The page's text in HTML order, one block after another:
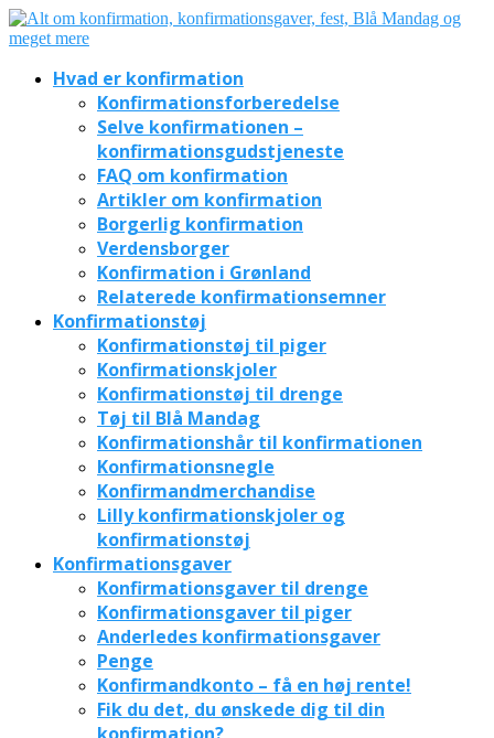
Hvad er konfirmation
Konfirmationsforberedelse
Selve konfirmationen –
konfirmationsgudstjeneste
FAQ om konfirmation
Artikler om konfirmation
Borgerlig konfirmation
Verdensborger
Konfirmation i Grønland
Relaterede konfirmationsemner
Konfirmationstøj
Konfirmationstøj til piger
Konfirmationskjoler
Konfirmationstøj til drenge
Tøj til Blå Mandag
Konfirmationshår til konfirmationen
Konfirmationsnegle
Konfirmandmerchandise
Lilly konfirmationskjoler og
konfirmationstøj
Konfirmationsgaver
Konfirmationsgaver til drenge
Konfirmationsgaver til piger
Anderledes konfirmationsgaver
Penge
Konfirmandkonto – få en høj rente!
Fik du det, du ønskede dig til din